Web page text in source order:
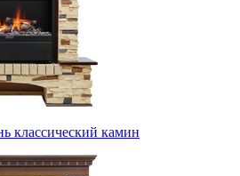
классический камин